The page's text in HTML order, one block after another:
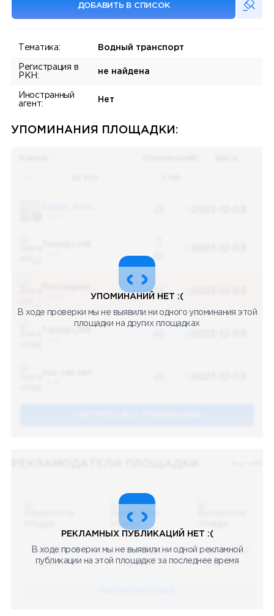
ДОБАВИТЬ В СПИСОК
Тематика: Водный транспорт
Регистрация в
РКН:
не найдена
Иностранный
агент:
Нет
УПОМИНАНИЯ ПЛОЩАДКИ:
48
48
УПОМИНАНИЙ НЕТ :(
В ходе проверки мы не выявили ни одного упоминания этой
площадки на других площадках
08.05.2023
Научный
08.05.2023
Научный
08.05.2023
Научный
РЕКЛАМНЫХ ПУБЛИКАЦИЙ НЕТ :(
В ходе проверки мы не выявили ни одной рекламной
публикации на этой площадке за последнее время